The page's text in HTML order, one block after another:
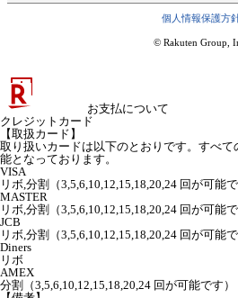
個人情報保護方
© Rakuten Group,
お支払について
クレジットカード
【取扱カード】
取り扱いカードは以下のとおりです。すべ
能となっております。
VISA
リボ,分割（3,5,6,10,12,15,18,20,24 回が可能で
MASTER
リボ,分割（3,5,6,10,12,15,18,20,24 回が可能で
JCB
リボ,分割（3,5,6,10,12,15,18,20,24 回が可能で
Diners
リボ
AMEX
分割（3,5,6,10,12,15,18,20,24 回が可能です）